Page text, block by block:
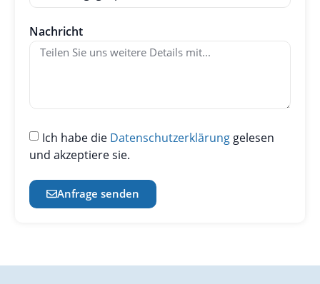
Nachricht
Ich habe die Datenschutzerklärung gelesen
und akzeptiere sie.
Anfrage senden